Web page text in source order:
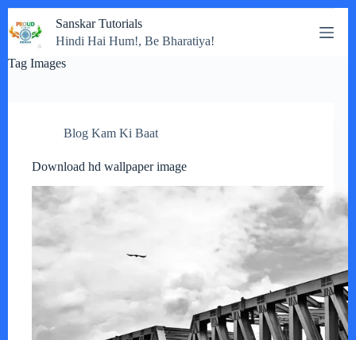
to
content
Sanskar Tutorials
Hindi Hai Hum!, Be Bharatiya!
Tag Images
Blog Kam Ki Baat
Download hd wallpaper image